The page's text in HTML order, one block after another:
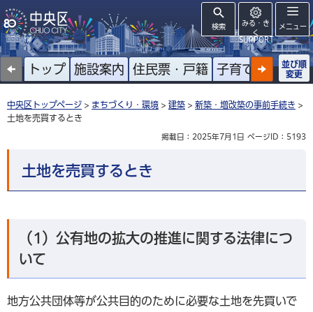
検索
みる・き
く
SUPPORT
メニュー
トップ 施設案内 住民票・戸籍 子育て 高齢者
並び順
変更
中央区トップページ > まちづくり・環境 > 建築 > 新築・増改築の事前手続き >
土地を売買するとき
掲載日：2025年7月1日 ページID：5193
土地を売買するとき
（1）公有地の拡大の推進に関する法律につ
いて
地方公共団体等が公共目的のために必要な土地を先買いで